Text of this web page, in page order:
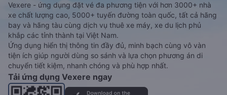
Vexere - ứng dụng đặt vé đa phương tiện với hơn 3000+ nhà
xe chất lượng cao, 5000+ tuyến đường toàn quốc, tất cả hãng
bay và hãng tàu cùng dịch vụ thuê xe máy, xe du lịch phủ
khắp các tỉnh thành tại Việt Nam.
Ứng dụng hiển thị thông tin đầy đủ, minh bạch cùng vô vàn
tiện ích giúp người dùng so sánh và lựa chọn phương án di
chuyển tiết kiệm, nhanh chóng và phù hợp nhất.
Tải ứng dụng Vexere ngay